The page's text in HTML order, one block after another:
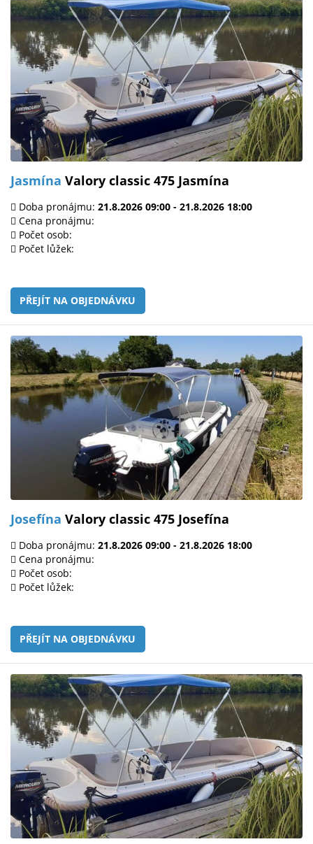
Jasmína Valory classic 475 Jasmína
Doba pronájmu: 21.8.2026 09:00 - 21.8.2026 18:00
Cena pronájmu:
Počet osob:
Počet lůžek:
PŘEJÍT NA OBJEDNÁVKU
Josefína Valory classic 475 Josefína
Doba pronájmu: 21.8.2026 09:00 - 21.8.2026 18:00
Cena pronájmu:
Počet osob:
Počet lůžek:
PŘEJÍT NA OBJEDNÁVKU